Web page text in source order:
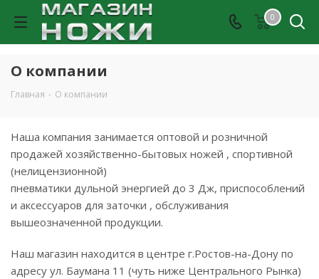
0
О компании
Главная - О компании
Наша компания занимается оптовой и розничной
продажей хозяйственно-бытовых ножей , спортивной
(нелицензионной)
пневматики дульной энергией до 3 Дж, приспособлений
и аксессуаров для заточки , обслуживания
вышеозначенной продукции.
Наш магазин находится в центре г.Ростов-на-Дону по
адресу ул. Баумана 11 (чуть ниже Центрального Рынка)